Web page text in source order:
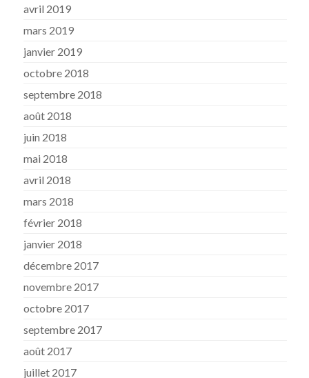
avril 2019
mars 2019
janvier 2019
octobre 2018
septembre 2018
août 2018
juin 2018
mai 2018
avril 2018
mars 2018
février 2018
janvier 2018
décembre 2017
novembre 2017
octobre 2017
septembre 2017
août 2017
juillet 2017